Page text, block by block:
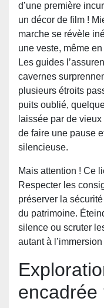
d’une première
un décor de film !
marche se révèle
une veste, même
Les guides
cavernes
plusieurs étroits
puits oublié,
laissée par de
de faire une pause
silencieuse.
Mais attention ! Ce
Respecter les
préserver la
du patrimoine.
silence ou scruter
autant à
encadrée